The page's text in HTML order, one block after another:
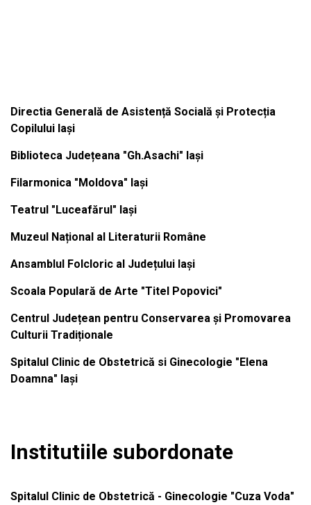
Directia Generală de Asistență Socială și Protecția
Copilului Iași
Biblioteca Județeana "Gh.Asachi" Iași
Filarmonica "Moldova" Iași
Teatrul "Luceafărul" Iași
Muzeul Național al Literaturii Române
Ansamblul Folcloric al Județului Iași
Scoala Populară de Arte "Titel Popovici"
Centrul Județean pentru Conservarea și Promovarea
Culturii Tradiționale
Spitalul Clinic de Obstetrică si Ginecologie "Elena
Doamna" Iași
Institutiile subordonate
Spitalul Clinic de Obstetrică - Ginecologie "Cuza Voda"